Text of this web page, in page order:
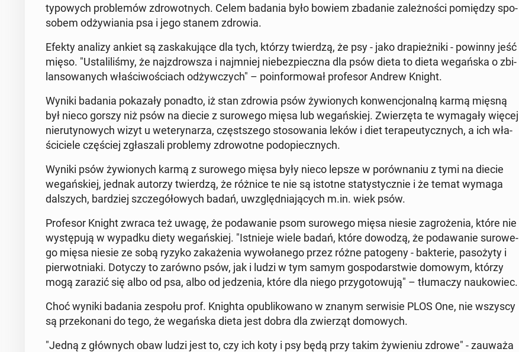
ty­po­wych pro­ble­mów zdro­wot­nych. Celem badania było bowiem zba­da­nie za­leż­no­ści po­mię­dzy spo­
so­bem od­ży­wia­nia psa i jego stanem zdrowia.
Efekty analizy ankiet są za­ska­ku­ją­ce dla tych, którzy twier­dzą, że psy - jako dra­pież­ni­ki - powinny jeść
mięso. "Usta­li­li­śmy, że naj­zdrow­sza i naj­mniej nie­bez­piecz­na dla psów dieta to dieta we­gań­ska o zbi­
lan­so­wa­nych wła­ści­wo­ściach od­żyw­czych" – po­in­for­mo­wał pro­fe­sor Andrew Knight.
Wyniki badania po­ka­za­ły ponadto, iż stan zdrowia psów ży­wio­nych kon­wen­cjo­nal­ną karmą mięsną
był nieco gorszy niż psów na diecie z su­ro­we­go mięsa lub we­gań­skiej. Zwie­rzę­ta te wy­ma­ga­ły więcej
nie­ru­ty­no­wych wizyt u we­te­ry­na­rza, częst­sze­go sto­so­wa­nia leków i diet te­ra­peu­tycz­nych, a ich wła­
ści­cie­le czę­ściej zgła­sza­li pro­ble­my zdro­wot­ne pod­opiecz­nych.
Wyniki psów ży­wio­nych karmą z su­ro­we­go mięsa były nieco lepsze w po­rów­na­niu z tymi na diecie
we­gań­skiej, jednak autorzy twier­dzą, że różnice te nie są istotne sta­ty­stycz­nie i że temat wymaga
dal­szych, bar­dziej szcze­gó­ło­wych badań, uwzględ­nia­ją­cych m.in. wiek psów.
Pro­fe­sor Knight zwraca też uwagę, że po­da­wa­nie psom su­ro­we­go mięsa niesie za­gro­że­nia, które nie
wy­stę­pu­ją w wypadku diety we­gań­skiej. "Ist­nie­je wiele badań, które dowodzą, że po­da­wa­nie su­ro­we­
go mięsa niesie ze sobą ryzyko za­ka­że­nia wy­wo­ła­ne­go przez różne pa­to­ge­ny - bak­te­rie, pa­so­ży­ty i
pier­wot­nia­ki. Dotyczy to zarówno psów, jak i ludzi w tym samym go­spo­dar­stwie domowym, którzy
mogą zarazić się albo od psa, albo od je­dze­nia, które dla niego przy­go­to­wu­ją" – tłu­ma­czy na­uko­wiec.
Choć wyniki badania zespołu prof. Knighta opu­bli­ko­wa­no w znanym ser­wi­sie PLOS One, nie wszyscy
są prze­ko­na­ni do tego, że we­gań­ska dieta jest dobra dla zwie­rząt do­mo­wych.
"Jedną z głów­nych obaw ludzi jest to, czy ich koty i psy będą przy takim ży­wie­niu zdrowe" - zauważa